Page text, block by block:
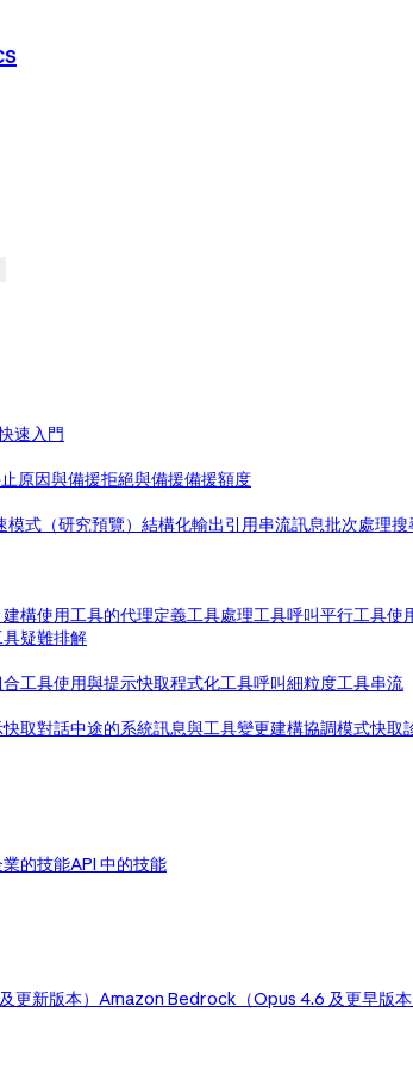
速入門
原因與備援拒絕與備援備援額度
模式（研究預覽） 結構化輸出引用串流訊息批次處理搜
構使用工具的代理定義工具處理工具呼叫平行工具使
具疑難排解
工具使用與提示快取程式化工具呼叫細粒度工具串流
取對話中途的系統訊息與工具變更建構協調模式快取
的技能API 中的技能
新版本） Amazon Bedrock（Opus 4.6 及更早版本